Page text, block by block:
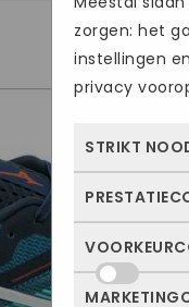
zorgen: het
instellingen
privacy
STRIKT
Deze
dus altijd
alleen
of je
Met deze
bezoekers